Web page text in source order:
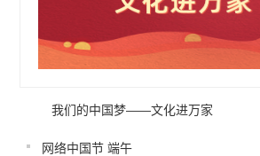
我们的中国梦——文化进万家
网络中国节 端午